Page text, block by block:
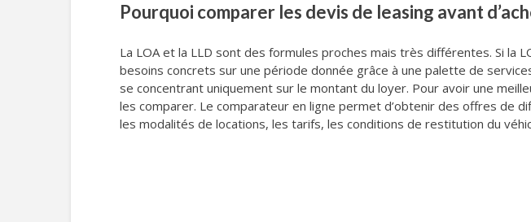
Pourquoi comparer les devis de leasing avant
La LOA et la LLD sont des formules proches mais très différentes. Si la
besoins concrets sur une période donnée grâce à une palette de
se concentrant uniquement sur le montant du loyer. Pour avoir une
les comparer. Le comparateur en ligne permet d’obtenir des offres de
les modalités de locations, les tarifs, les conditions de restitution du